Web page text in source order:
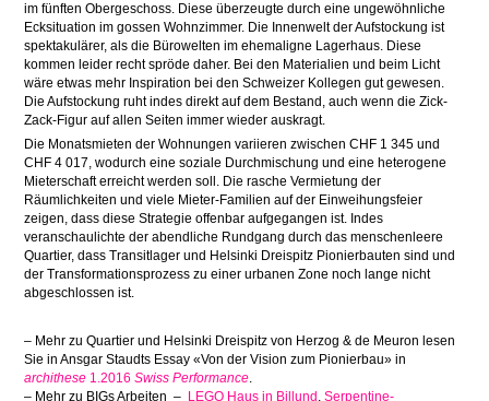
im fünften Obergeschoss. Diese überzeugte durch eine ungewöhnliche
Ecksituation im gossen Wohnzimmer. Die Innenwelt der Aufstockung ist
spektakulärer, als die Bürowelten im ehemaligne Lagerhaus. Diese
kommen leider recht spröde daher. Bei den Materialien und beim Licht
wäre etwas mehr Inspiration bei den Schweizer Kollegen gut gewesen.
Die Aufstockung ruht indes direkt auf dem Bestand, auch wenn die Zick-
Zack-Figur auf allen Seiten immer wieder auskragt.
Die Monatsmieten der Wohnungen variieren zwischen CHF 1 345 und
CHF 4 017, wodurch eine soziale Durchmischung und eine heterogene
Mieterschaft erreicht werden soll. Die rasche Vermietung der
Räumlichkeiten und viele Mieter-Familien auf der Einweihungsfeier
zeigen, dass diese Strategie offenbar aufgegangen ist. Indes
veranschaulichte der abendliche Rundgang durch das menschenleere
Quartier, dass Transitlager und Helsinki Dreispitz Pionierbauten sind und
der Transformationsprozess zu einer urbanen Zone noch lange nicht
abgeschlossen ist.
– Mehr zu Quartier und Helsinki Dreispitz von Herzog & de Meuron lesen
Sie in Ansgar Staudts Essay «Von der Vision zum Pionierbau» in
archithese 1.2016Swiss Performance.
– Mehr zu BIGs Arbeiten – LEGO Haus in Billund ,Serpentine-